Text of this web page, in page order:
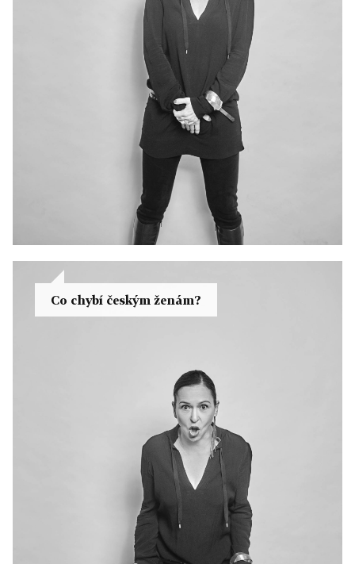
Co chybí českým ženám?